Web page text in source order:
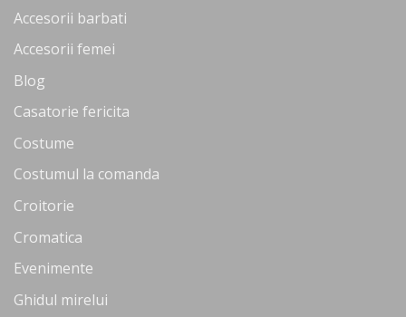
Accesorii barbati
Accesorii femei
Blog
Casatorie fericita
Costume
Costumul la comanda
Croitorie
Cromatica
Evenimente
Ghidul mirelui